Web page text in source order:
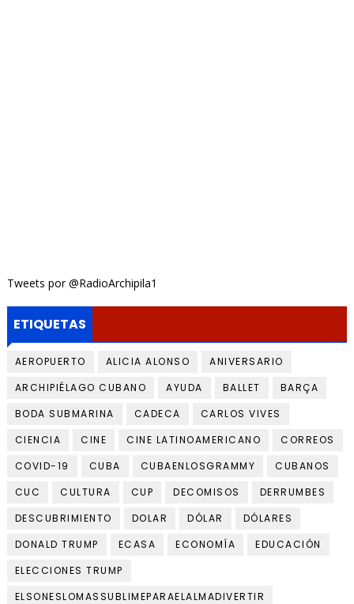
Tweets por @RadioArchipila1
ETIQUETAS
AEROPUERTO ALICIA ALONSO
ANIVERSARIO
ARCHIPIÉLAGO CUBANO
AYUDA BALLET
BARÇA
BODA SUBMARINA
CADECA
CARLOS VIVES
CIENCIA
CINE CINE LATINOAMERICANO
CORREOS
COVID-19
CUBA CUBAENLOSGRAMMY
CUBANOS
CUC
CULTURA CUP DECOMISOS
DERRUMBES
DESCUBRIMIENTO
DOLAR DÓLAR
DÓLARES
DONALD TRUMP
ECASA ECONOMÍA
EDUCACIÓN
ELECCIONES TRUMP
ELSONESLOMASSUBLIMEPARAELALMADIVERTIR